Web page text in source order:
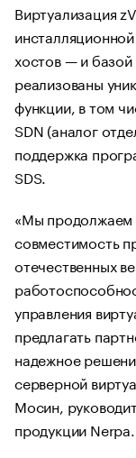
Виртуализация
хостов — и
реализованы
функции, в том
SDN (аналог
поддержка
SDS.
«Мы продолжаем
совместимость
отечественных
управления
предлагать
надежное
серверной
Мосин,
продукции Nerpa.